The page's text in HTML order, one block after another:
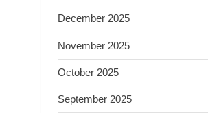
December 2025
November 2025
October 2025
September 2025